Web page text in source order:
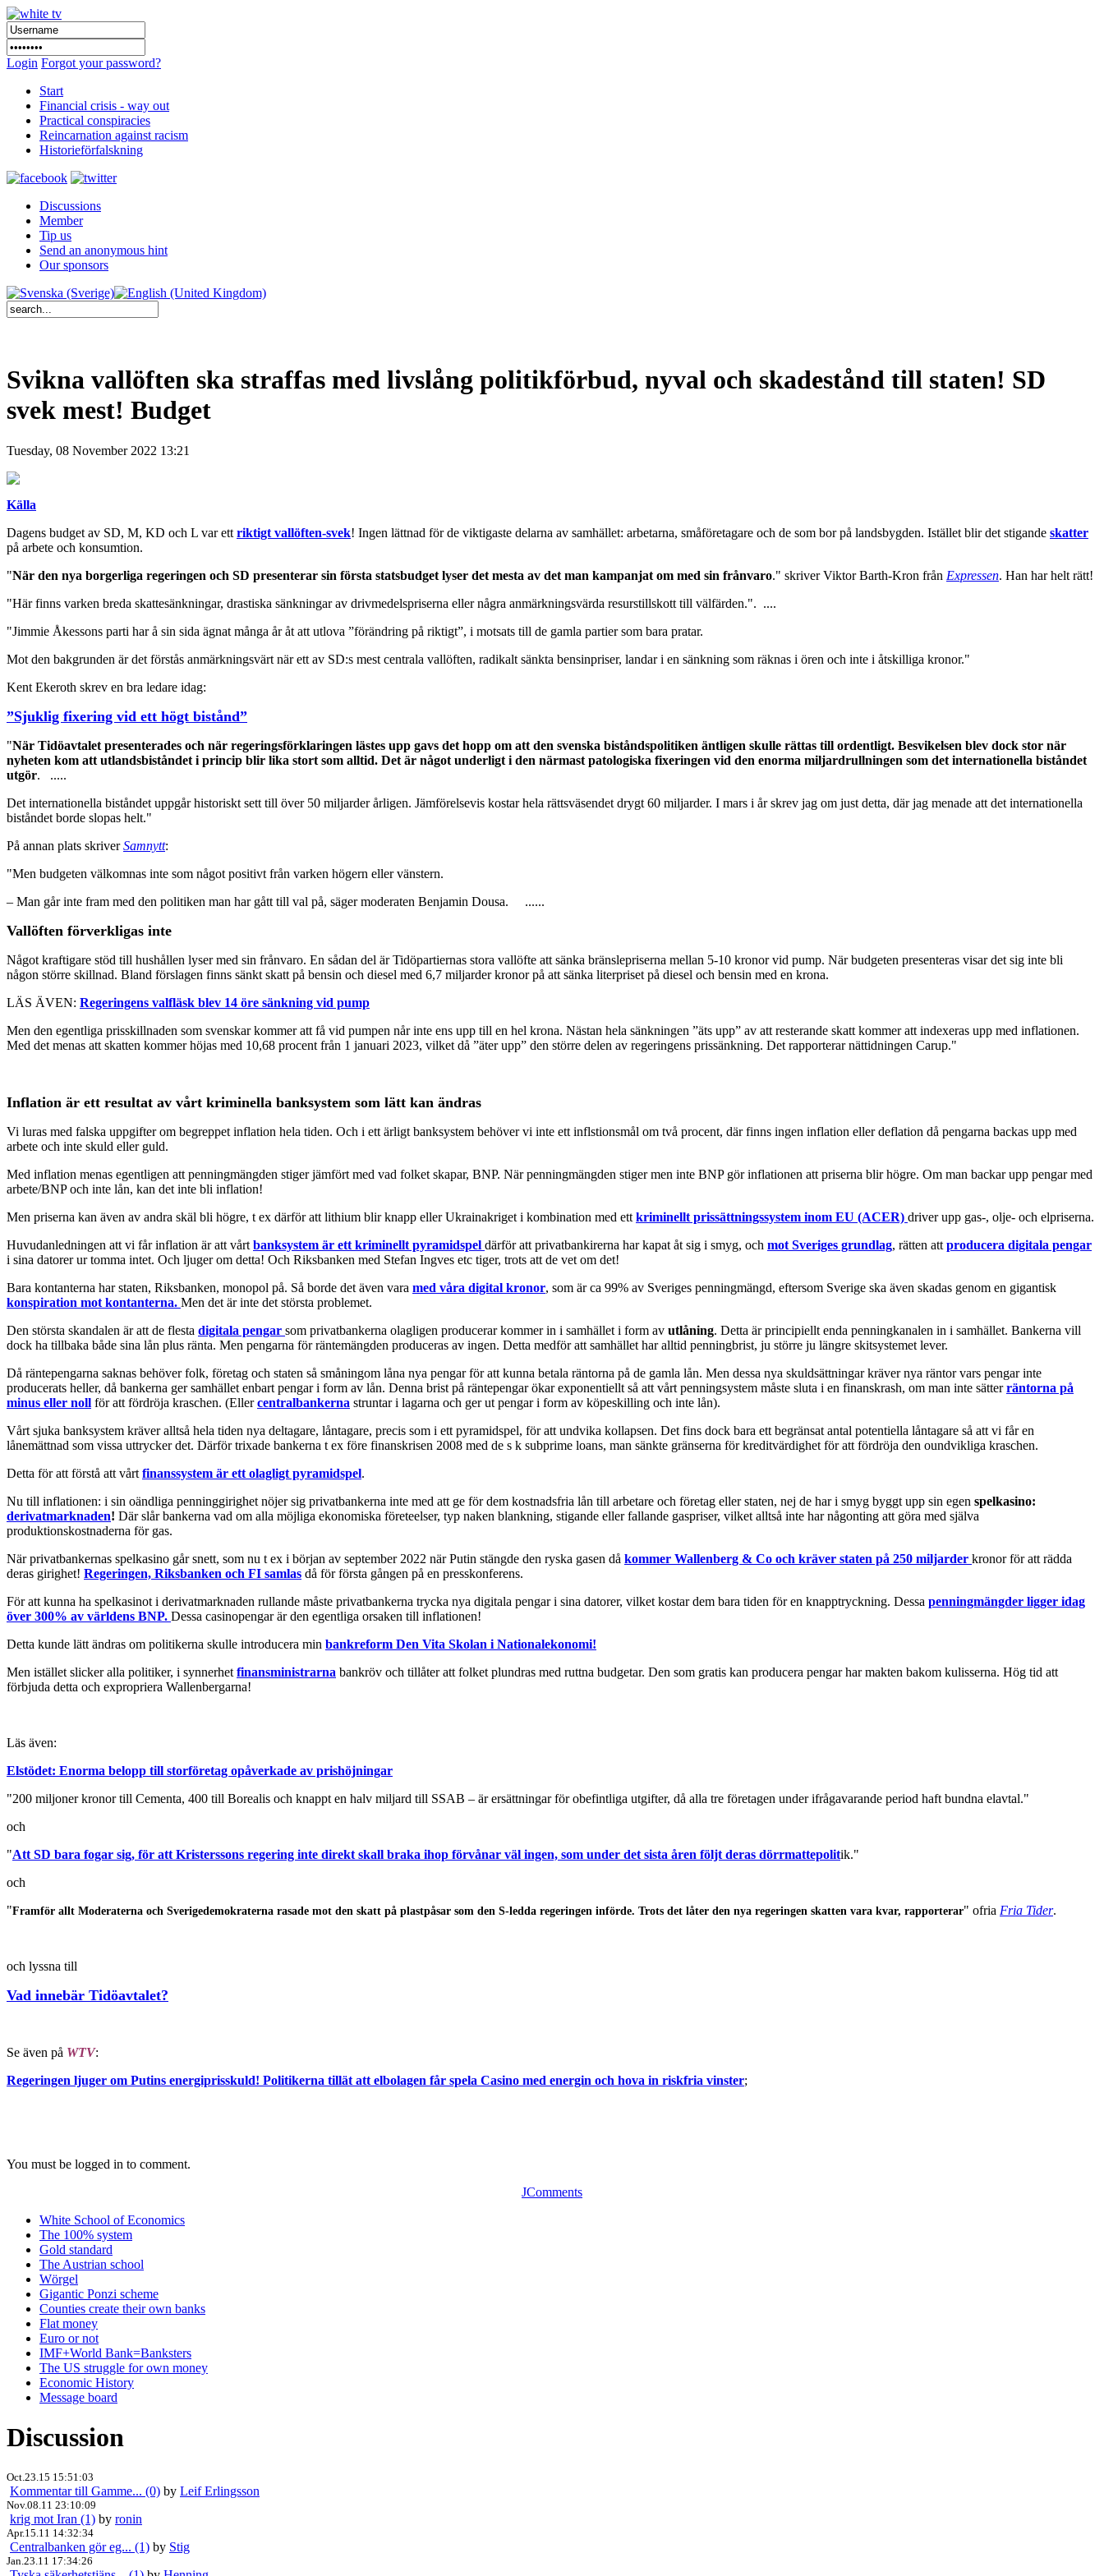
Login Forgot your password?
Start
Financial crisis - way out
Practical conspiracies
Reincarnation against racism
Historieförfalskning
Discussions
Member
Tip us
Send an anonymous hint
Our sponsors
Svikna vallöften ska straffas med livslång politikförbud, nyval och skadestånd till staten! SD
svek mest! Budget
Tuesday, 08 November 2022 13:21
Källa
Dagens budget av SD, M, KD och L var ett riktigt vallöften-svek! Ingen lättnad för de viktigaste delarna av samhället: arbetarna, småföretagare och de som bor på landsbygden. Istället blir det stigande skatter
på arbete och konsumtion.
"När den nya borgerliga regeringen och SD presenterar sin första statsbudget lyser det mesta av det man kampanjat om med sin frånvaro." skriver Viktor Barth-Kron från Expressen. Han har helt rätt!
"Här finns varken breda skattesänkningar, drastiska sänkningar av drivmedelspriserna eller några anmärkningsvärda resurstillskott till välfärden.". ....
"Jimmie Åkessons parti har å sin sida ägnat många år åt att utlova ”förändring på riktigt”, i motsats till de gamla partier som bara pratar.
Mot den bakgrunden är det förstås anmärkningsvärt när ett av SD:s mest centrala vallöften, radikalt sänkta bensinpriser, landar i en sänkning som räknas i ören och inte i åtskilliga kronor."
Kent Ekeroth skrev en bra ledare idag:
”Sjuklig fixering vid ett högt bistånd”
"När Tidöavtalet presenterades och när regeringsförklaringen lästes upp gavs det hopp om att den svenska biståndspolitiken äntligen skulle rättas till ordentligt. Besvikelsen blev dock stor när
nyheten kom att utlandsbiståndet i princip blir lika stort som alltid. Det är något underligt i den närmast patologiska fixeringen vid den enorma miljardrullningen som det internationella biståndet
utgör. .....
Det internationella biståndet uppgår historiskt sett till över 50 miljarder årligen. Jämförelsevis kostar hela rättsväsendet drygt 60 miljarder. I mars i år skrev jag om just detta, där jag menade att det internationella
biståndet borde slopas helt."
På annan plats skriverSamnytt:
"Men budgeten välkomnas inte som något positivt från varken högern eller vänstern.
– Man går inte fram med den politiken man har gått till val på, säger moderaten Benjamin Dousa. ......
Vallöften förverkligas inte
Något kraftigare stöd till hushållen lyser med sin frånvaro. En sådan del är Tidöpartiernas stora vallöfte att sänka bränslepriserna mellan 5-10 kronor vid pump. När budgeten presenteras visar det sig inte bli
någon större skillnad. Bland förslagen finns sänkt skatt på bensin och diesel med 6,7 miljarder kronor på att sänka literpriset på diesel och bensin med en krona.
LÄS ÄVEN: Regeringens valfläsk blev 14 öre sänkning vid pump
Men den egentliga prisskillnaden som svenskar kommer att få vid pumpen når inte ens upp till en hel krona. Nästan hela sänkningen ”äts upp” av att resterande skatt kommer att indexeras upp med inflationen.
Med det menas att skatten kommer höjas med 10,68 procent från 1 januari 2023, vilket då ”äter upp” den större delen av regeringens prissänkning. Det rapporterar nättidningen Carup."
Inflation är ett resultat av vårt kriminella banksystem som lätt kan ändras
Vi luras med falska uppgifter om begreppet inflation hela tiden. Och i ett ärligt banksystem behöver vi inte ett inflstionsmål om två procent, där finns ingen inflation eller deflation då pengarna backas upp med
arbete och inte skuld eller guld.
Med inflation menas egentligen att penningmängden stiger jämfört med vad folket skapar, BNP. När penningmängden stiger men inte BNP gör inflationen att priserna blir högre. Om man backar upp pengar med
arbete/BNP och inte lån, kan det inte bli inflation!
Men priserna kan även av andra skäl bli högre, t ex därför att lithium blir knapp eller Ukrainakriget i kombination med ett kriminellt prissättningssystem inom EU (ACER) driver upp gas-, olje- och elpriserna.
Huvudanledningen att vi får inflation är att vårt banksystem är ett kriminellt pyramidspel därför att privatbankirerna har kapat åt sig i smyg, och mot Sveriges grundlag, rätten att producera digitala pengar
i sina datorer ur tomma intet. Och ljuger om detta! Och Riksbanken med Stefan Ingves etc tiger, trots att de vet om det!
Bara kontanterna har staten, Riksbanken, monopol på. Så borde det även vara med våra digital kronor, som är ca 99% av Sveriges penningmängd, eftersom Sverige ska även skadas genom en gigantisk
konspiration mot kontanterna. Men det är inte det största problemet.
Den största skandalen är att de flesta digitala pengar som privatbankerna olagligen producerar kommer in i samhället i form av utlåning. Detta är principiellt enda penningkanalen in i samhället. Bankerna vill
dock ha tillbaka både sina lån plus ränta. Men pengarna för räntemängden produceras av ingen. Detta medför att samhället har alltid penningbrist, ju större ju längre skitsystemet lever.
Då räntepengarna saknas behöver folk, företag och staten så småningom låna nya pengar för att kunna betala räntorna på de gamla lån. Men dessa nya skuldsättningar kräver nya räntor vars pengar inte
producerats heller, då bankerna ger samhället enbart pengar i form av lån. Denna brist på räntepengar ökar exponentiellt så att vårt penningsystem måste sluta i en finanskrash, om man inte sätterräntorna på
minus eller noll för att fördröja kraschen. (Ellercentralbankerna struntar i lagarna och ger ut pengar i form av köpeskilling och inte lån).
Vårt sjuka banksystem kräver alltså hela tiden nya deltagare, låntagare, precis som i ett pyramidspel, för att undvika kollapsen. Det fins dock bara ett begränsat antal potentiella låntagare så att vi får en
lånemättnad som vissa uttrycker det. Därför trixade bankerna t ex före finanskrisen 2008 med de s k subprime loans, man sänkte gränserna för kreditvärdighet för att fördröja den oundvikliga kraschen.
Detta för att förstå att vårt finanssystem är ett olagligt pyramidspel.
Nu till inflationen: i sin oändliga penninggirighet nöjer sig privatbankerna inte med att ge för dem kostnadsfria lån till arbetare och företag eller staten, nej de har i smyg byggt upp sin egen spelkasino:
derivatmarknaden! Där slår bankerna vad om alla möjliga ekonomiska företeelser, typ naken blankning, stigande eller fallande gaspriser, vilket alltså inte har någonting att göra med själva
produktionskostnaderna för gas.
När privatbankernas spelkasino går snett, som nu t ex i början av september 2022 när Putin stängde den ryska gasen då kommer Wallenberg & Co och kräver staten på 250 miljarder kronor för att rädda
deras girighet! Regeringen, Riksbanken och FI samlas då för första gången på en presskonferens.
För att kunna ha spelkasinot i derivatmarknaden rullande måste privatbankerna trycka nya digitala pengar i sina datorer, vilket kostar dem bara tiden för en knapptryckning. Dessa penningmängder ligger idag
över 300% av världens BNP. Dessa casinopengar är den egentliga orsaken till inflationen!
Detta kunde lätt ändras om politikerna skulle introducera min bankreform Den Vita Skolan i Nationalekonomi!
Men istället slicker alla politiker, i synnerhet finansministrarna bankröv och tillåter att folket plundras med ruttna budgetar. Den som gratis kan producera pengar har makten bakom kulisserna. Hög tid att
förbjuda detta och expropriera Wallenbergarna!
Läs även:
Elstödet: Enorma belopp till storföretag opåverkade av prishöjningar
"200 miljoner kronor till Cementa, 400 till Borealis och knappt en halv miljard till SSAB – är ersättningar för obefintliga utgifter, då alla tre företagen under ifrågavarande period haft bundna elavtal."
och
"Att SD bara fogar sig, för att Kristerssons regering inte direkt skall braka ihop förvånar väl ingen, som under det sista åren följt deras dörrmattepolitik."
och
"Framför allt Moderaterna och Sverigedemokraterna rasade mot den skatt på plastpåsar som den S-ledda regeringen införde. Trots det låter den nya regeringen skatten vara kvar, rapporterar" ofria Fria Tider.
och lyssna till
Vad innebär Tidöavtalet?
Se även på WTV:
Regeringen ljuger om Putins energiprisskuld! Politikerna tillät att elbolagen får spela Casino med energin och hova in riskfria vinster;
You must be logged in to comment.
JComments
White School of Economics
The 100% system
Gold standard
The Austrian school
Wörgel
Gigantic Ponzi scheme
Counties create their own banks
Flat money
Euro or not
IMF+World Bank=Banksters
The US struggle for own money
Economic History
Message board
Discussion
Oct.23.15 15:51:03
Kommentar till Gamme... (0) by Leif Erlingsson
Nov.08.11 23:10:09
krig mot Iran (1) by ronin
Apr.15.11 14:32:34
Centralbanken gör eg... (1) by Stig
Jan.23.11 17:34:26